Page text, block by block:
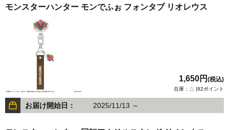
モンスターハンター モンでふぉ フォンタブ リオレウス
1,650円 (税込)
在庫：△ |82ポイント
お届け開始日： 2025/11/13 ～